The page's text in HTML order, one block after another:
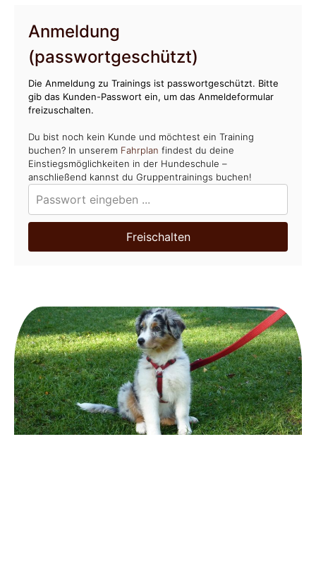
Anmeldung
(passwortgeschützt)
Die Anmeldung zu Trainings ist passwortgeschützt. Bitte
gib das Kunden-Passwort ein, um das Anmeldeformular
freizuschalten.
Du bist noch kein Kunde und möchtest ein Training
buchen? In unserem Fahrplan findest du deine
Einstiegsmöglichkeiten in der Hundeschule –
anschließend kannst du Gruppentrainings buchen!
Freischalten